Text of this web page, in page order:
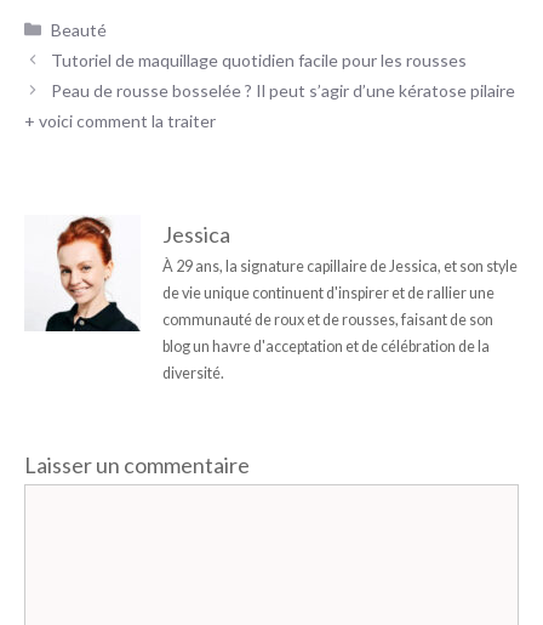
Catégories
Beauté
Tutoriel de maquillage quotidien facile pour les rousses
Peau de rousse bosselée ? Il peut s’agir d’une kératose pilaire
+ voici comment la traiter
Jessica
À 29 ans, la signature capillaire de Jessica, et son style
de vie unique continuent d'inspirer et de rallier une
communauté de roux et de rousses, faisant de son
blog un havre d'acceptation et de célébration de la
diversité.
Laisser un commentaire